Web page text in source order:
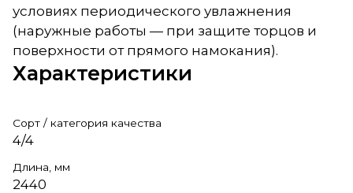
условиях периодического увлажнения
(наружные работы — при защите торцов и
поверхности от прямого намокания).
Характеристики
Сорт / категория качества
4/4
Длина, мм
2440